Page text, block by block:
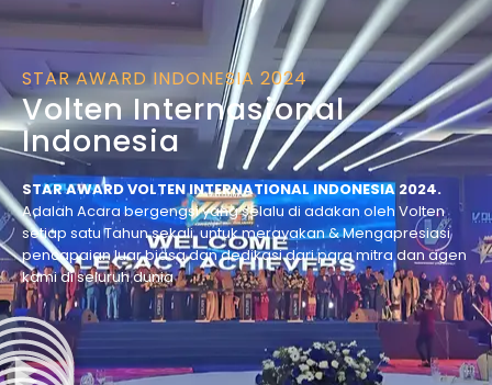
STAR AWARD INDONESIA 2024
Volten Internasional
Indonesia
STAR AWARD VOLTEN INTERNATIONAL INDONESIA 2024.
Adalah Acara bergengsi yang selalu di adakan oleh Volten
setiap satu Tahun sekali untuk merayakan & Mengapresiasi
pencapaian luar biasa dan dedikasi dari para mitra dan agen
kami di seluruh dunia